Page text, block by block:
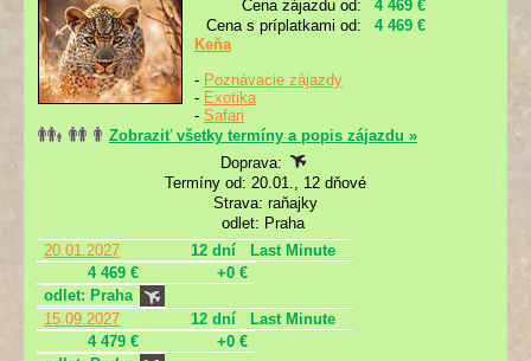
Cena zájazdu od:
4 469 €
Cena s príplatkami od:
4 469 €
Keňa
- Poznávacie zájazdy
- Exotika
- Safari
Zobraziť všetky termíny a popis zájazdu »
Doprava:
Termíny od: 20.01., 12 dňové
Strava: raňajky
odlet: Praha
20.01.2027
12 dní
Last Minute
4 469 €
+0 €
odlet: Praha
15.09.2027
12 dní
Last Minute
4 479 €
+0 €